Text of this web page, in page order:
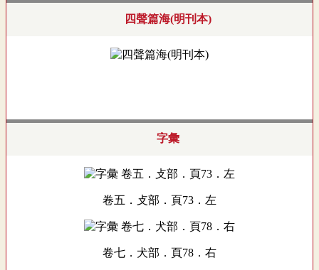
四聲篇海(明刊本)
字彙
卷五．攴部．頁73．左
卷七．犬部．頁78．右